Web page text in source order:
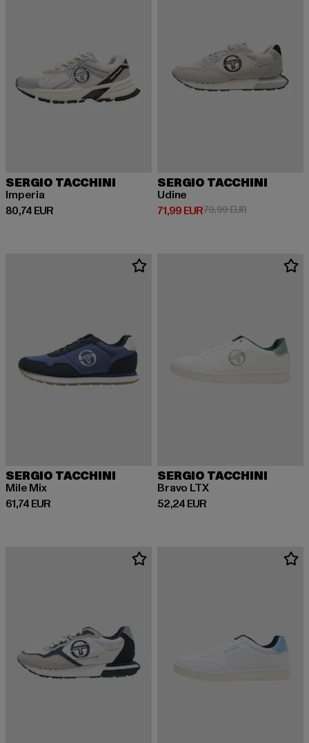
SERGIO TACCHINI
Imperia
80,74 EUR
Derzeitiger Preis: 80,74 EUR
SERGIO TACCHINI
Udine
71,99 EUR
Derzeitiger Preis: 71,99 EUR
79,99 EURAktionspreis:
SERGIO TACCHINI
Mile Mix
61,74 EUR
Derzeitiger Preis: 61,74 EUR
SERGIO TACCHINI
Bravo LTX
52,24 EUR
Derzeitiger Preis: 52,24 EUR